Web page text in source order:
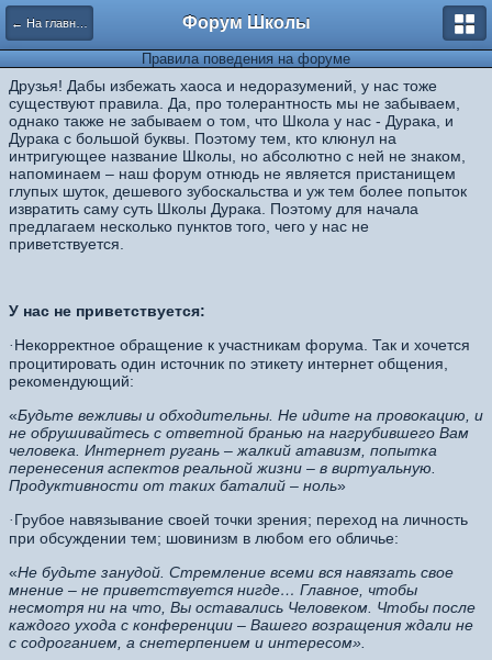
← На главную страницу Форум Школы
Правила поведения на форуме
Друзья! Дабы избежать хаоса и недоразумений, у нас тоже
существуют правила. Да, про толерантность мы не забываем,
однако также не забываем о том, что Школа у нас - Дурака, и
Дурака с большой буквы. Поэтому тем, кто клюнул на
интригующее название Школы, но абсолютно с ней не знаком,
напоминаем – наш форум отнюдь не является пристанищем
глупых шуток, дешевого зубоскальства и уж тем более попыток
извратить саму суть Школы Дурака. Поэтому для начала
предлагаем несколько пунктов того, чего у нас не
приветствуется.
У нас не приветствуется:
· Некорректное обращение к участникам форума. Так и хочется
процитировать один источник по этикету интернет общения,
рекомендующий:
«Будьте вежливы и обходительны. Не идите на провокацию, и
не обрушивайтесь с ответной бранью на нагрубившего Вам
человека. Интернет ругань – жалкий атавизм, попытка
перенесения аспектов реальной жизни – в виртуальную.
Продуктивности от таких баталий – ноль»
· Грубое навязывание своей точки зрения; переход на личность
при обсуждении тем; шовинизм в любом его обличье:
«Не будьте занудой. Стремление всеми вся навязать свое
мнение – не приветствуется нигде… Главное, чтобы
несмотря ни на что, Вы оставались Человеком. Чтобы после
каждого ухода с конференции – Вашего возращения ждали не
с содроганием, а снетерпением и интересом».